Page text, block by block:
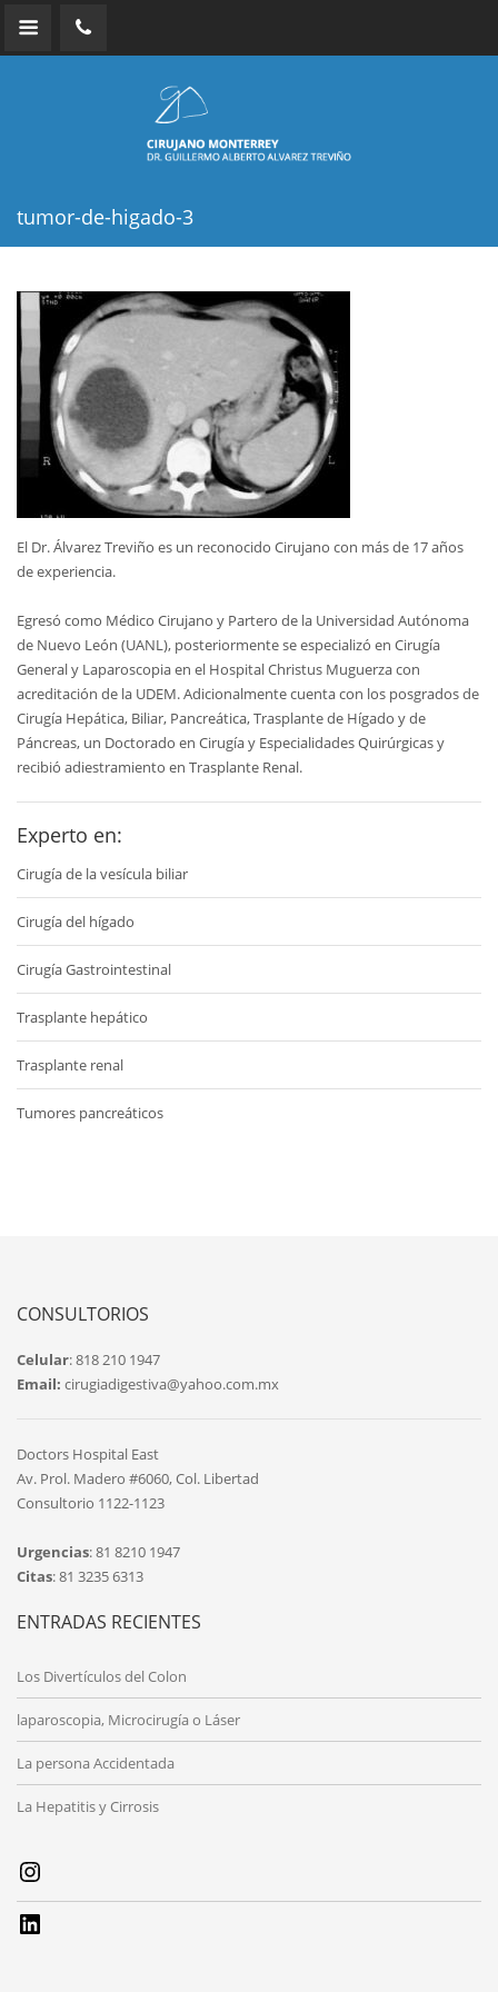
tumor-de-higado-3
El Dr. Álvarez Treviño es un reconocido Cirujano con más de 17 años
de experiencia.
Egresó como Médico Cirujano y Partero de la Universidad Autónoma
de Nuevo León (UANL), posteriormente se especializó en Cirugía
General y Laparoscopia en el Hospital Christus Muguerza con
acreditación de la UDEM. Adicionalmente cuenta con los posgrados de
Cirugía Hepática, Biliar, Pancreática, Trasplante de Hígado y de
Páncreas, un Doctorado en Cirugía y Especialidades Quirúrgicas y
recibió adiestramiento en Trasplante Renal.
Experto en:
Cirugía de la vesícula biliar
Cirugía del hígado
Cirugía Gastrointestinal
Trasplante hepático
Trasplante renal
Tumores pancreáticos
CONSULTORIOS
Celular: 818 210 1947
Email: cirugiadigestiva@yahoo.com.mx
Doctors Hospital East
Av. Prol. Madero #6060, Col. Libertad
Consultorio 1122-1123
Urgencias: 81 8210 1947
Citas: 81 3235 6313
ENTRADAS RECIENTES
Los Divertículos del Colon
laparoscopia, Microcirugía o Láser
La persona Accidentada
La Hepatitis y Cirrosis